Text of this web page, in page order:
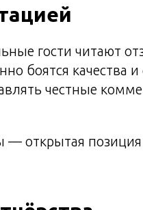
гости читают
боятся качества и
честные
— открытая позиция